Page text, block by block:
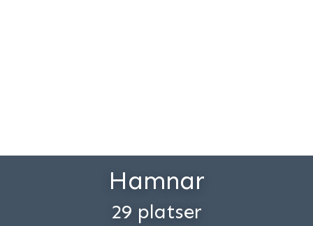
Hamnar
29 platser